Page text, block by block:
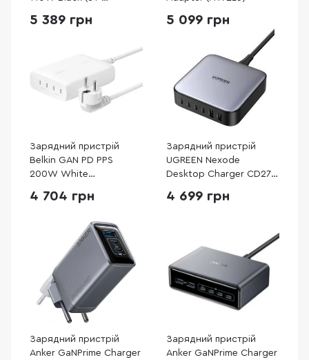
5 389 грн 5 099 грн
Зарядний пристрій
Belkin GAN PD PPS
200W White
4 704 грн
Зарядний пристрій
UGREEN Nexode
Desktop Charger CD271
(40914)
4 699 грн
Зарядний пристрій
Anker GaNPrime Charger
Зарядний пристрій
Anker GaNPrime Charger